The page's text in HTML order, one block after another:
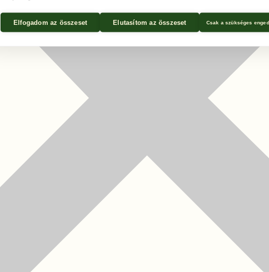
Elfogadom az összeset Elutasítom az összeset Csak a szükséges